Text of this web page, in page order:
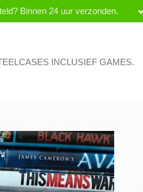
Binnen 24 uur verzonden.
INCLUSIEF GAMES.